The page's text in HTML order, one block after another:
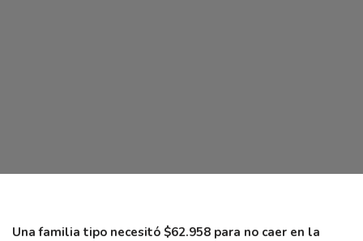
Una familia tipo necesitó $62.958 para no caer en la